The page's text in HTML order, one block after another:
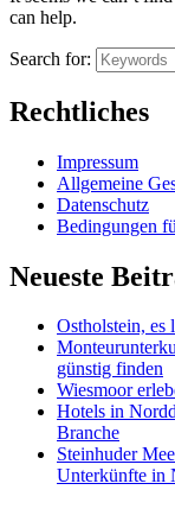
can help.
Search for:
Rechtliches
Impressum
Allgemeine
Datenschutz
Bedingungen
Neueste
Ostholstein, es
günstig finden
Wiesmoor
Hotels in
Branche
Steinhuder
Unterkünfte in